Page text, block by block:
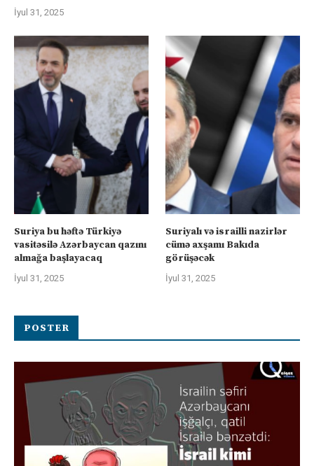
İyul 31, 2025
Suriya bu həftə Türkiyə
vasitəsilə Azərbaycan qazını
almağa başlayacaq
İyul 31, 2025
Suriyalı və israilli nazirlər
cümə axşamı Bakıda
görüşəcək
İyul 31, 2025
POSTER